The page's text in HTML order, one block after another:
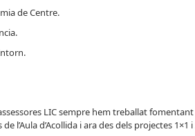
de Centre.
LIC sempre hem treballat fomentant
l’Aula d’Acollida i ara des dels projectes 1×1 i